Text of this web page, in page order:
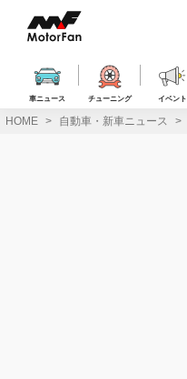
ス
車ニュース チューニング イベント
HOME 自動車・新車ニュース